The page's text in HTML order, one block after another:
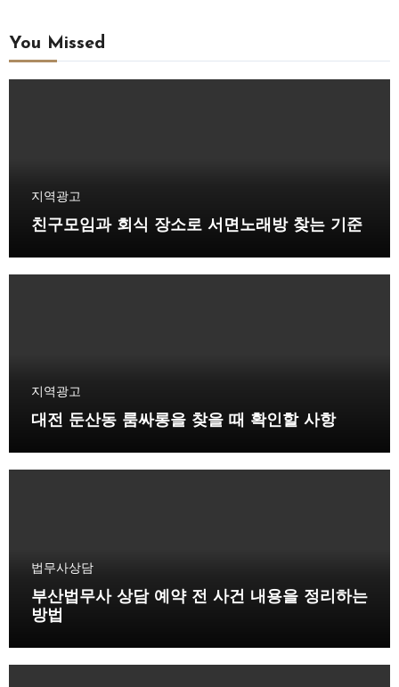
You Missed
지역광고
친구모임과 회식 장소로 서면노래방 찾는 기준
지역광고
대전 둔산동 룸싸롱을 찾을 때 확인할 사항
법무사상담
부산법무사 상담 예약 전 사건 내용을 정리하는
방법